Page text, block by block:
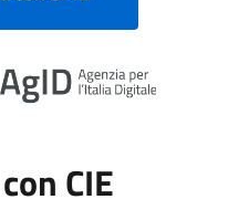
CIE